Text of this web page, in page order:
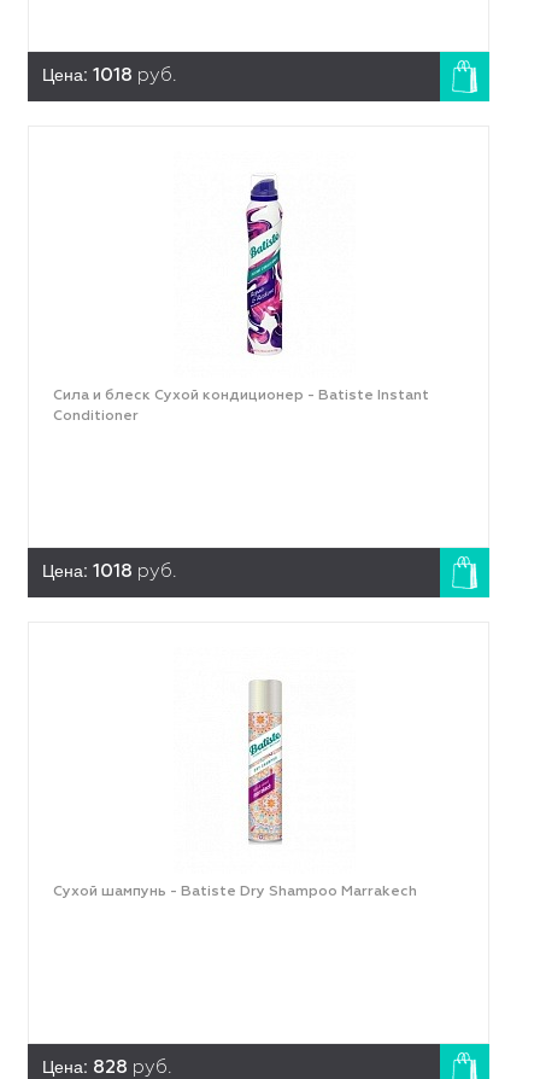
Цена: 1018 руб.
Сила и блеск Сухой кондиционер - Batiste Instant
Conditioner
Цена: 1018 руб.
Сухой шампунь - Batiste Dry Shampoo Marrakech
Цена: 828 руб.